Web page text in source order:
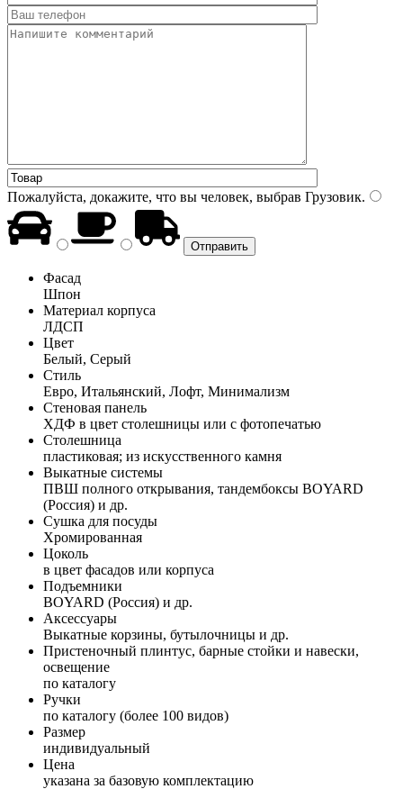
Пожалуйста, докажите, что вы человек, выбрав Грузовик.
Фасад
Шпон
Материал корпуса
ЛДСП
Цвет
Белый, Серый
Стиль
Евро, Итальянский, Лофт, Минимализм
Стеновая панель
ХДФ в цвет столешницы или с фотопечатью
Столешница
пластиковая; из искусственного камня
Выкатные системы
ПВШ полного открывания, тандембоксы BOYARD
(Россия) и др.
Сушка для посуды
Хромированная
Цоколь
в цвет фасадов или корпуса
Подъемники
BOYARD (Россия) и др.
Аксессуары
Выкатные корзины, бутылочницы и др.
Пристеночный плинтус, барные стойки и навески,
освещение
по каталогу
Ручки
по каталогу (более 100 видов)
Размер
индивидуальный
Цена
указана за базовую комплектацию